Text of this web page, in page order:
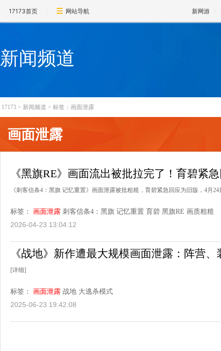
17173首页 网站导航 新网游
新闻频道
17173 > 新闻频道 > 标签：画面泄露
画面泄露
《黑旗RE》画面流出被批拉完了！育碧紧
《刺客信条4：黑旗 记忆重置》画面泄露被批粗糙，育碧紧急回应为旧版，4月
标签： 画面泄露 刺客信条4：黑旗 记忆重置 育碧 黑旗RE 画质粗糙
2026-04-23 13:04:12
《战地》新作遭最大规模画面泄露：阵营
[详细]
标签： 画面泄露 战地 大逃杀模式
2025-06-23 19:42:08